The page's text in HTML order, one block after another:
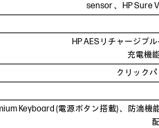
sensor 、HP Sure
HP AESリチャージブ
充電機
クリック
Keyboard (電源ボタン搭載) 、防滴機